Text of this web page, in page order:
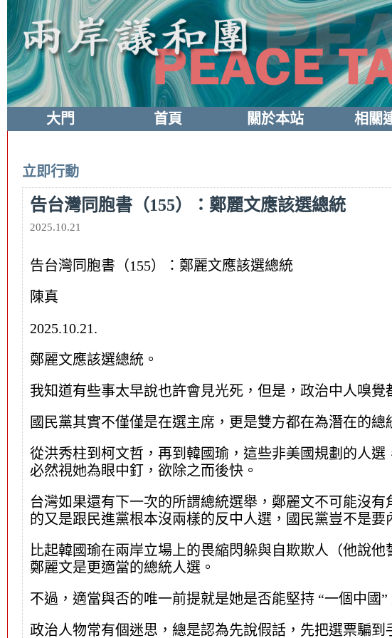
大門 首頁 關於本站 相關
立即行動
告台灣同胞書（155）：鄭麗文應該選總統
2025.10.21
告台灣同胞書（155）：鄭麗文應該選總統
陳真
2025.10.21.
鄭麗文應該選總統。
我知道有些事太早說也許會見光死，但是，政治中人嗅
國民黨其實不僅僅是在選主席，更是雙方都在為潛在的總
從洪秀柱到柯文哲，再到韓國瑜，這些非美國規劃的人
必然視她為眼中釘，欲除之而後快。
台灣如果還有下一次的所謂總統選舉，鄭麗文不可能沒
的又是跟民進黨根本沒兩樣的反中人選，國民黨豈不是要
比起韓國瑜在兩岸立場上的畏縮閃躲與自欺欺人（他說
鄭麗文是更適當的總統人選。
不過，適當與否的唯一前提就是她是否能堅持 “一個中國”
政治人物常有個迷思，總是認為先說假話，先把選票騙